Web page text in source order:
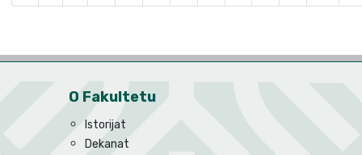
O Fakultetu
Istorijat
Dekanat